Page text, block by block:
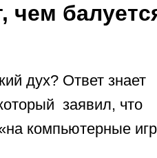
чем
дух? Ответ знает
заявил, что
компьютерные